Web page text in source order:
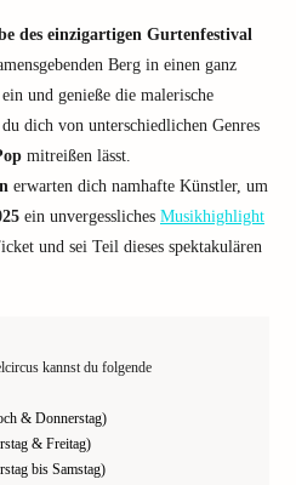
des einzigartigen Gurtenfestival
Berg in einen ganz
ein und genieße die malerische
dich von unterschiedlichen Genres
mitreißen lässt.
erwarten dich namhafte Künstler, um
ein unvergessliches Musikhighlight
und sei Teil dieses spektakulären
kannst du folgende
& Donnerstag)
& Freitag)
bis Samstag)